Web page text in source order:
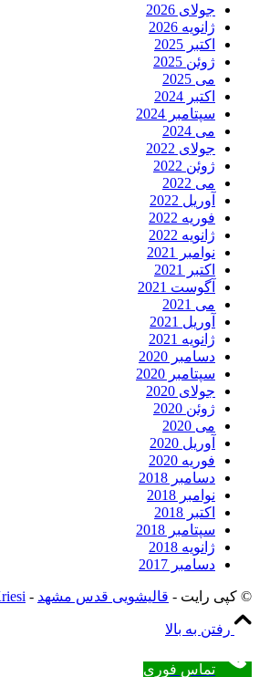
جولای 2026
ژانویه 2026
اکتبر 2025
ژوئن 2025
می 2025
اکتبر 2024
سپتامبر 2024
می 2024
جولای 2022
ژوئن 2022
می 2022
آوریل 2022
فوریه 2022
ژانویه 2022
نوامبر 2021
اکتبر 2021
آگوست 2021
می 2021
آوریل 2021
ژانویه 2021
دسامبر 2020
سپتامبر 2020
جولای 2020
ژوئن 2020
می 2020
آوریل 2020
فوریه 2020
دسامبر 2018
نوامبر 2018
اکتبر 2018
سپتامبر 2018
ژانویه 2018
دسامبر 2017
© کپی رایت - قالیشویی قدس مشهد -
رفتن به بالا
تماس فوری